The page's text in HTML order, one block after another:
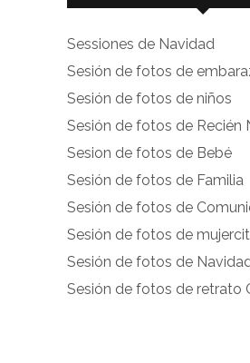
facebook.com
en
Facebook
instagram.com
en
Instagram
Sessiones de Navidad
Sesión de fotos de
Sesión de fotos de niños
Sesión de fotos de Recién
Sesion de fotos de Bebé
Sesión de fotos de Familia
Sesión de fotos de
Sesión de fotos de
Sesión de fotos de
Sesión de fotos de retrato